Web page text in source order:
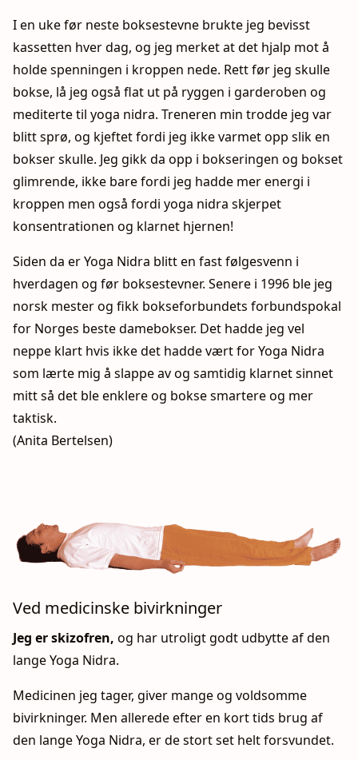
I en uke før neste boksestevne brukte jeg bevisst
kassetten hver dag, og jeg merket at det hjalp mot å
holde spenningen i kroppen nede. Rett før jeg skulle
bokse, lå jeg også flat ut på ryggen i garderoben og
mediterte til yoga nidra. Treneren min trodde jeg var
blitt sprø, og kjeftet fordi jeg ikke varmet opp slik en
bokser skulle. Jeg gikk da opp i bokseringen og bokset
glimrende, ikke bare fordi jeg hadde mer energi i
kroppen men også fordi yoga nidra skjerpet
konsentrationen og klarnet hjernen!
Siden da er Yoga Nidra blitt en fast følgesvenn i
hverdagen og før boksestevner. Senere i 1996 ble jeg
norsk mester og fikk bokseforbundets forbundspokal
for Norges beste damebokser. Det hadde jeg vel
neppe klart hvis ikke det hadde vært for Yoga Nidra
som lærte mig å slappe av og samtidig klarnet sinnet
mitt så det ble enklere og bokse smartere og mer
taktisk.
(Anita Bertelsen)
Ved medicinske bivirkninger
Jeg er skizofren, og har utroligt godt udbytte af den
lange Yoga Nidra.
Medicinen jeg tager, giver mange og voldsomme
bivirkninger. Men allerede efter en kort tids brug af
den lange Yoga Nidra, er de stort set helt forsvundet.